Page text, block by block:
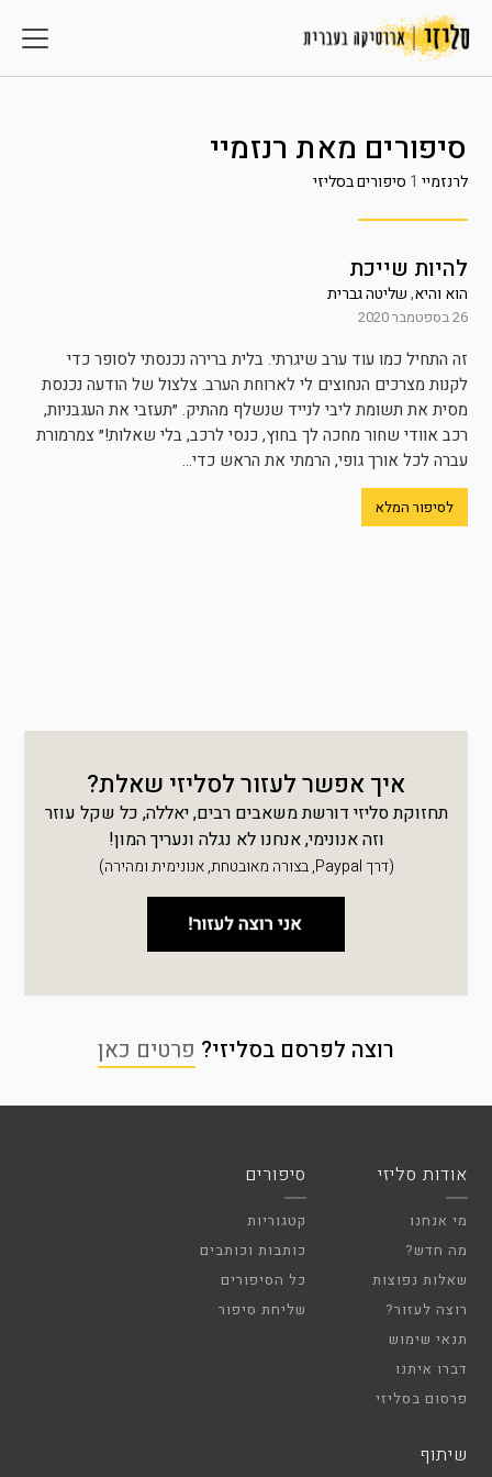
סיפורים מאת רנזמיי
לרנזמיי 1 סיפורים בסליזי
להיות שייכת
הוא והיא,שליטה גברית
26 בספטמבר 2020
זה התחיל כמו עוד ערב שיגרתי. בלית ברירה נכנסתי לסופר כדי
לקנות מצרכים הנחוצים לי לארוחת הערב. צלצול של הודעה נכנסת
מסית את תשומת ליבי לנייד שנשלף מהתיק. ״תעזבי את העגבניות,
רכב אוודי שחור מחכה לך בחוץ, כנסי לרכב, בלי שאלות!״ צמרמורת
עברה לכל אורך גופי, הרמתי את הראש כדי...
לסיפור המלא
איך אפשר לעזור לסליזי שאלת?
תחזוקת סליזי דורשת משאבים רבים, יאללה, כל שקל עוזר
וזה אנונימי, אנחנו לא נגלה ונעריך המון!
(דרך Paypal, בצורה מאובטחת, אנונימית ומהירה)
רוצה לפרסם בסליזי? פרטים כאן
אודות סליזי
מי אנחנו
מה חדש?
שאלות נפוצות
רוצה לעזור?
תנאי שימוש
דברו איתנו
פרסום בסליזי
סיפורים
קטגוריות
כותבות וכותבים
כל הסיפורים
שליחת סיפור
שיתוף